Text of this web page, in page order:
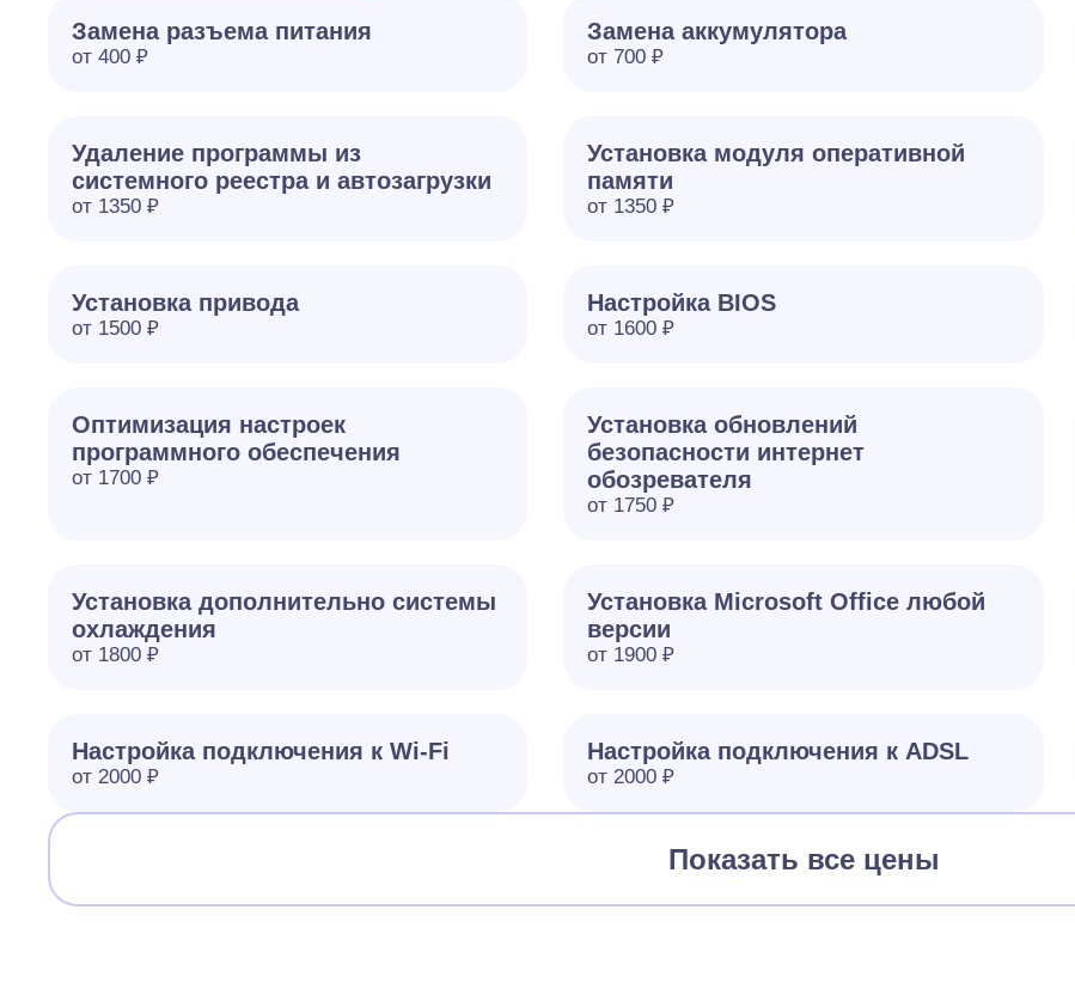
Замена разъема питания
от 400 ₽
Замена аккумулятора
от 700 ₽
Удаление программы из
системного реестра и автозагрузки
от 1350 ₽
Установка модуля оперативной
памяти
от 1350 ₽
Установка привода
от 1500 ₽
Настройка BIOS
от 1600 ₽
Оптимизация настроек
программного обеспечения
от 1700 ₽
Установка обновлений
безопасности интернет
обозревателя
от 1750 ₽
Установка дополнительно системы
охлаждения
от 1800 ₽
Установка Microsoft Office любой
версии
от 1900 ₽
Настройка подключения к Wi-Fi
от 2000 ₽
Настройка подключения к ADSL
от 2000 ₽
Показать все цены